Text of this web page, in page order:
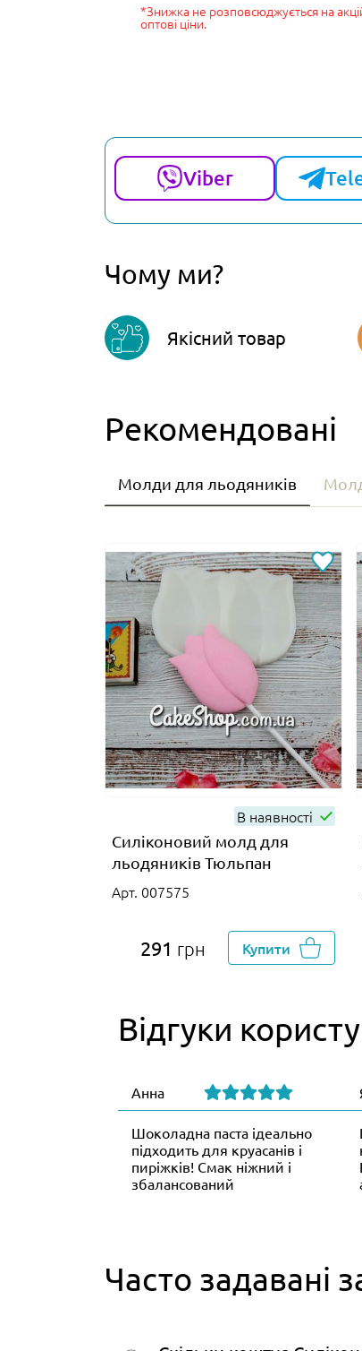
*Знижка не розповсюджується на
оптові ціни.
Viber
Чому ми?
Якісний товар
Рекомендовані
Молди для льодяників
В наявності
Силіконовий молд для
льодяників Тюльпан
Арт. 007575
291 грн Купити
Відгуки
Анна
Шоколадна паста ідеально
підходить для круасанів і
пиріжків! Смак ніжний і
збалансований
Часто задавані